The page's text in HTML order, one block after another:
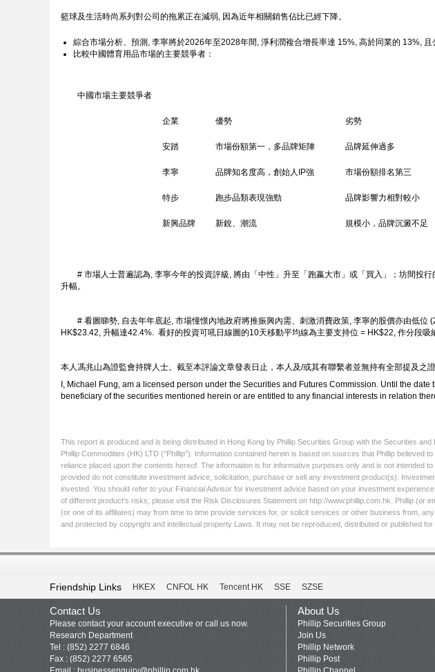
籃球及生活時尚系列對公司的拖累正在減弱, 因為近年相關銷售佔比已經下降。
綜合市場分析、預測, 李寧將於2026年至2028年間, 淨利潤複合增長率達 15%, 高於同業的 13%, 且
比較中國體育用品市場的主要競爭者：
中國市場主要競爭者
企業 優勢 劣勢
安踏 市場份額第一，多品牌矩陣 品牌延伸過多
李寧 品牌知名度高，創始人IP強 市場份額排名第三
特步 跑步品類表現強勁 品牌影響力相對較小
新興品牌 新銳、潮流 規模小，品牌沉澱不足
# 市場人士普遍認為, 李寧今年的投資評級, 將由「中性」升至「跑嬴大市」或「買入」；坊間投
升幅。
# 看圖睇勢, 自去年年底起, 市場憧憬內地政府將推振興內需、刺激消費政策, 李寧的股價亦由低位
HK$23.42, 升幅達42.4%. 看好的投資可吼日線圖的10天移動平均線為主要支持位 = HK$22, 作分段吸
本人馮兆山為證監會持牌人士。截至本評論文章發表日止，本人及/或其有聯繫者並無持有全部提及之
I, Michael Fung, am a licensed person under the Securities and Futures Commission. Until the
beneficiary of the securities mentioned herein or are entitled to any financial interests in relation
This report is produced and is being distributed in Hong Kong by Phillip Securities Group with the Securities
Phillip Commodities (HK) LTD (“Phillip”). Information contained herein is based on sources that Phillip
reliance placed upon the contents hereof. The information is for informative purposes only and is not intended
provided do not constitute investment advice, solicitation, purchase or sell any investment product(s).
invested. You should refer to your Financial Advisor for investment advice based on your investment
of different product's risks, please visit the Risk Disclosures Statement on http://www.phillip.com.hk. Phillip (or
(or one of its affiliates) may from time to time provide services for, or solicit services or other business from,
and protected by copyright and intellectual property Laws. It may not be reproduced, distributed or published
Friendship Links HKEX CNFOL HK Tencent HK SSE SZSE
Contact Us
Please contact your account executive or call us now.
Research Department
Tel : (852) 2277 6846
Fax : (852) 2277 6565
About Us
Phillip Securities Group
Join Us
Phillip Network
Phillip Post